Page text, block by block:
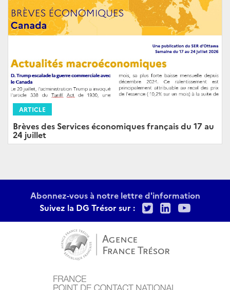
ARTICLE
Brèves des Services économiques français du 17 au
24 juillet
Abonnez-vous à notre lettre d'information
Suivez la DG Trésor sur :
TwitterLinkedIn